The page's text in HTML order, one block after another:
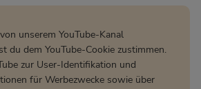
unserem YouTube-Kanal
du dem YouTube-Cookie zustimmen.
zur User-Identifikation und
für Werbezwecke sowie über